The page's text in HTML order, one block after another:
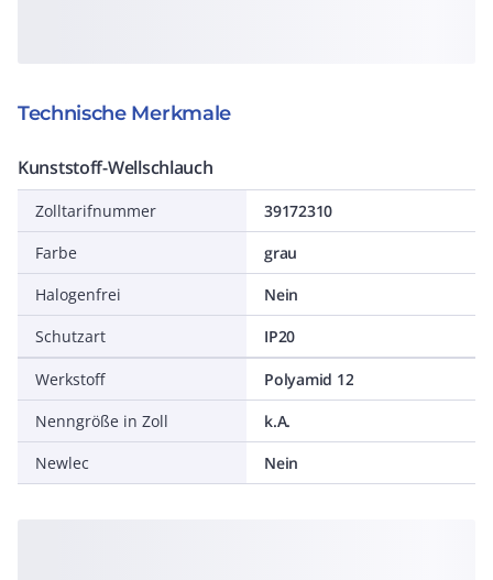
Technische Merkmale
Kunststoff-Wellschlauch
Zolltarifnummer
39172310
Farbe
grau
Halogenfrei
Nein
Schutzart
IP20
Werkstoff
Polyamid 12
Nenngröße in Zoll
k.A.
Newlec
Nein